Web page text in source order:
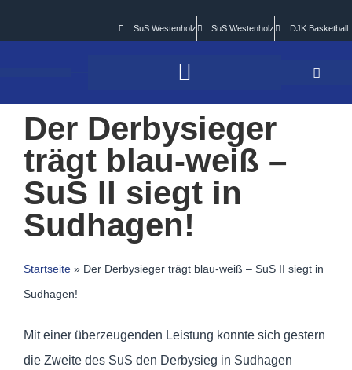
SuS Westenholz SuS Westenholz DJK Basketball
Der Derbysieger
trägt blau-weiß –
SuS II siegt in
Sudhagen!
Startseite » Der Derbysieger trägt blau-weiß – SuS II siegt in
Sudhagen!
Mit einer überzeugenden Leistung konnte sich gestern
die Zweite des SuS den Derbysieg in Sudhagen